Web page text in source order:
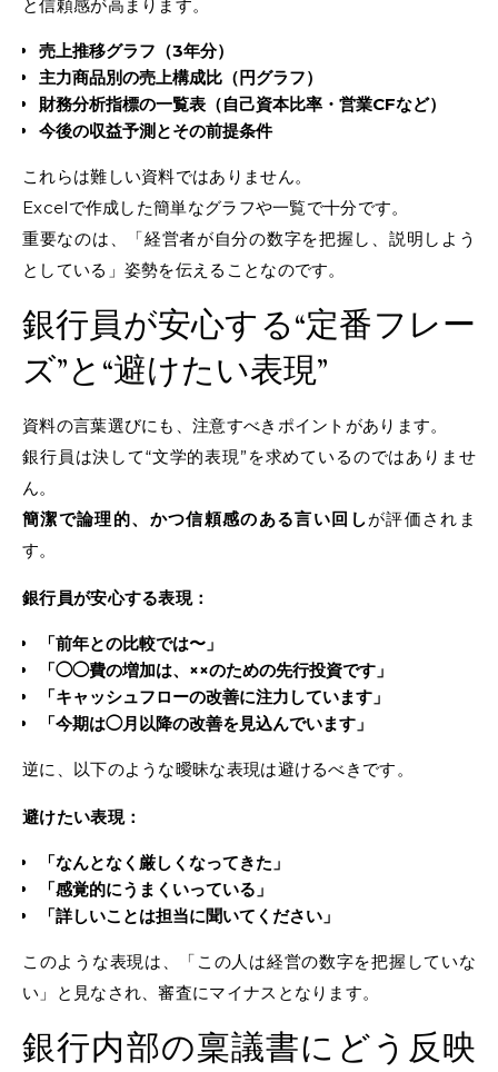
と信頼感が高まります。
売上推移グラフ（3年分）
主力商品別の売上構成比（円グラフ）
財務分析指標の一覧表（自己資本比率・営業CFなど）
今後の収益予測とその前提条件
これらは難しい資料ではありません。
Excelで作成した簡単なグラフや一覧で十分です。
重要なのは、「経営者が自分の数字を把握し、説明しよう
としている」姿勢を伝えることなのです。
銀行員が安心する“定番フレー
ズ”と“避けたい表現”
資料の言葉選びにも、注意すべきポイントがあります。
銀行員は決して“文学的表現”を求めているのではありませ
ん。
簡潔で論理的、かつ信頼感のある言い回しが評価されま
す。
銀行員が安心する表現：
「前年との比較では〜」
「◯◯費の増加は、××のための先行投資です」
「キャッシュフローの改善に注力しています」
「今期は◯月以降の改善を見込んでいます」
逆に、以下のような曖昧な表現は避けるべきです。
避けたい表現：
「なんとなく厳しくなってきた」
「感覚的にうまくいっている」
「詳しいことは担当に聞いてください」
このような表現は、「この人は経営の数字を把握していな
い」と見なされ、審査にマイナスとなります。
銀行内部の稟議書にどう反映